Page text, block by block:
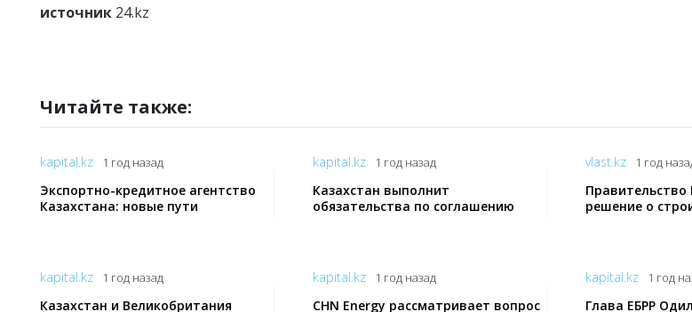
источник 24.kz
Читайте также:
kapital.kz 1 год назад
Экспортно-кредитное агентство
Казахстана: новые пути
kapital.kz 1 год назад
Казахстан выполнит
обязательства по соглашению
vlast.kz 1 год
Правительство
решение о
kapital.kz 1 год назад
Казахстан и Великобритания
kapital.kz 1 год назад
CHN Energy рассматривает вопрос
kapital.kz 1 год
Глава ЕБРР